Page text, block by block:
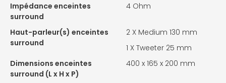
Impédance enceintes
surround
4 Ohm
Haut-parleur(s) enceintes
surround
2 X Medium 130 mm
1 X Tweeter 25 mm
Dimensions enceintes
surround (L x H x P)
400 x 165 x 200 mm